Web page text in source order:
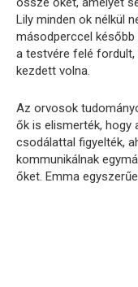
Lily minden ok nélkül
másodperccel
a testvére felé fordult,
kezdett volna.
Az orvosok
ők is elismerték, hogy
csodálattal figyelték,
kommunikálnak
őket. Emma